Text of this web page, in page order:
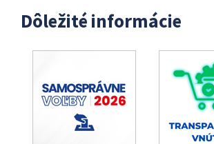
Dôležité informácie